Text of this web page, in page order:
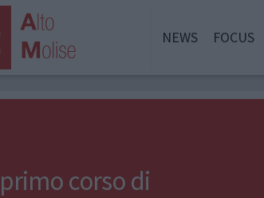
NEWS FOCUS
corso di